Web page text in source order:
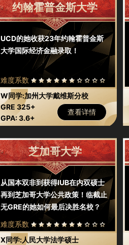
约翰霍普金斯大学
UCD的她收获23年约翰霍普金斯
大学国际经济金融录取！
难度系数
W同学:加州大学戴维斯分校
GRE 325+
GPA: 3.6+
查看详情
芝加哥大学
从国本双非到获得IUB在内双硕士
再到芝加哥大学公共政策！临截止
无GRE的她如何最后决胜名校？
难度系数
X同学:人民大学法学硕士